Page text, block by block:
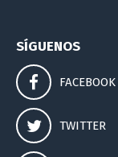
SÍGUENOS
FACEBOOK
TWITTER